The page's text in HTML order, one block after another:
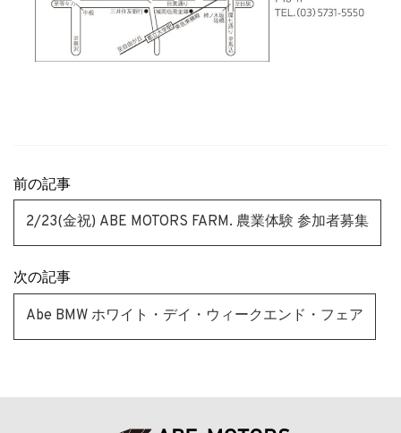
前の記事
2/23(金祝) ABE MOTORS FARM. 農業体験 参加者募集
次の記事
Abe BMW ホワイト・デイ・ウィークエンド・フェア